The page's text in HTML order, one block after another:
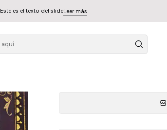
Este es el texto del slideLeer más
Panic At The Disco